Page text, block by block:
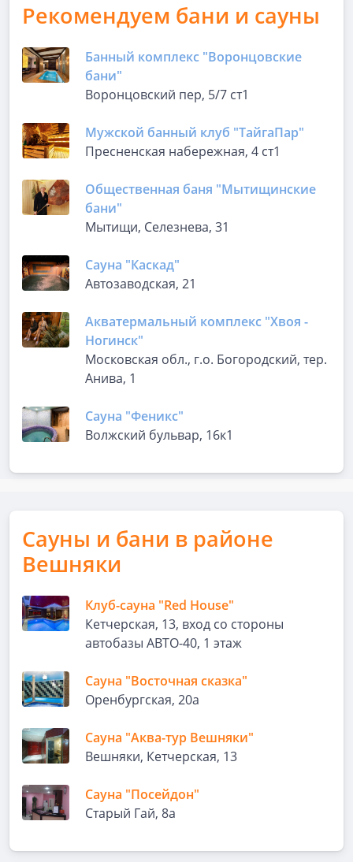
Рекомендуем бани и сауны
Банный комплекс "Воронцовские
бани"
Воронцовский пер, 5/7 ст1
Мужской банный клуб "ТайгаПар"
Пресненская набережная, 4 ст1
Общественная баня "Мытищинские
бани"
Мытищи, Селезнева, 31
Сауна "Каскад"
Автозаводская, 21
Акватермальный комплекс "Хвоя -
Ногинск"
Московская обл., г.о. Богородский, тер.
Анива, 1
Сауна "Феникс"
Волжский бульвар, 16к1
Сауны и бани в районе
Вешняки
Клуб-сауна "Red House"
Кетчерская, 13, вход со стороны
автобазы АВТО-40, 1 этаж
Сауна "Восточная сказка"
Оренбургская, 20а
Сауна "Аква-тур Вешняки"
Вешняки, Кетчерская, 13
Сауна "Посейдон"
Старый Гай, 8а